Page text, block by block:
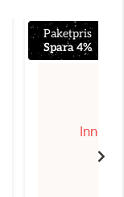
Paketpris
Spara 4%